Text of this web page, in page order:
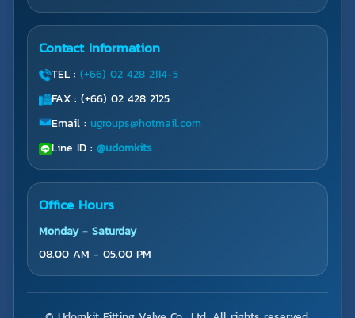
Contact Information
TEL : (+66) 02 428 2114-5
FAX : (+66) 02 428 2125
Email : ugroups@hotmail.com
Line ID : @udomkits
Office Hours
Monday - Saturday
08.00 AM - 05.00 PM